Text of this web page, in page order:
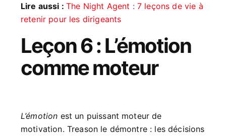
Lire aussi :The Night Agent : 7 leçons de vie à
retenir pour les dirigeants
Leçon 6 : L’émotion
comme moteur
L’émotion est un puissant moteur de
motivation. Treason le démontre : les décisions